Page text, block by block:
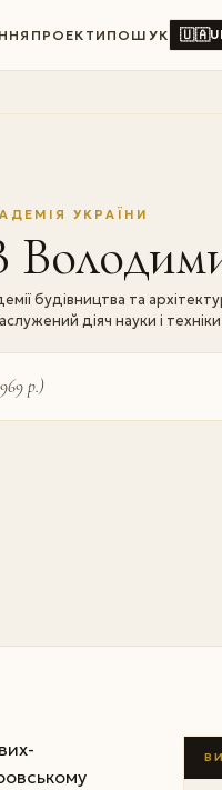
ПРОЕКТИ ПОШУК 🇺🇦
УКРАЇНИ
будівництва та
діяч науки і
р.)